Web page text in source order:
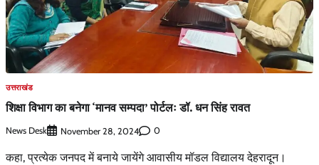
उत्तराखंड
शिक्षा विभाग का बनेगा ‘मानव सम्पदा’ पोर्टलः डॉ. धन सिंह रावत
News Desk November 28, 2024 0
कहा, प्रत्येक जनपद में बनाये जायेंगे आवासीय मॉडल विद्यालय देहरादून।